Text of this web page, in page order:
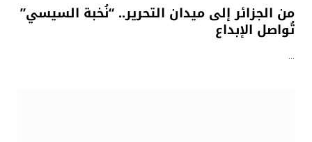
من الجزائر إلى ميدان التحرير.. “نُخبة السيسي”
تُواصل الإبداع
…